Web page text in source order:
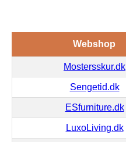
Webshop
Mostersskur.dk
Sengetid.dk
ESfurniture.dk
LuxoLiving.dk